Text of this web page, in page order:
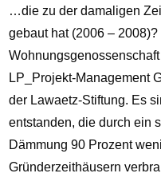
…die zu der damaligen
gebaut hat (2006 –
LP_Projekt-Management
der Lawaetz-Stiftung. Es
entstanden, die durch ein
Dämmung 90 Prozent
Gründerzeithäusern